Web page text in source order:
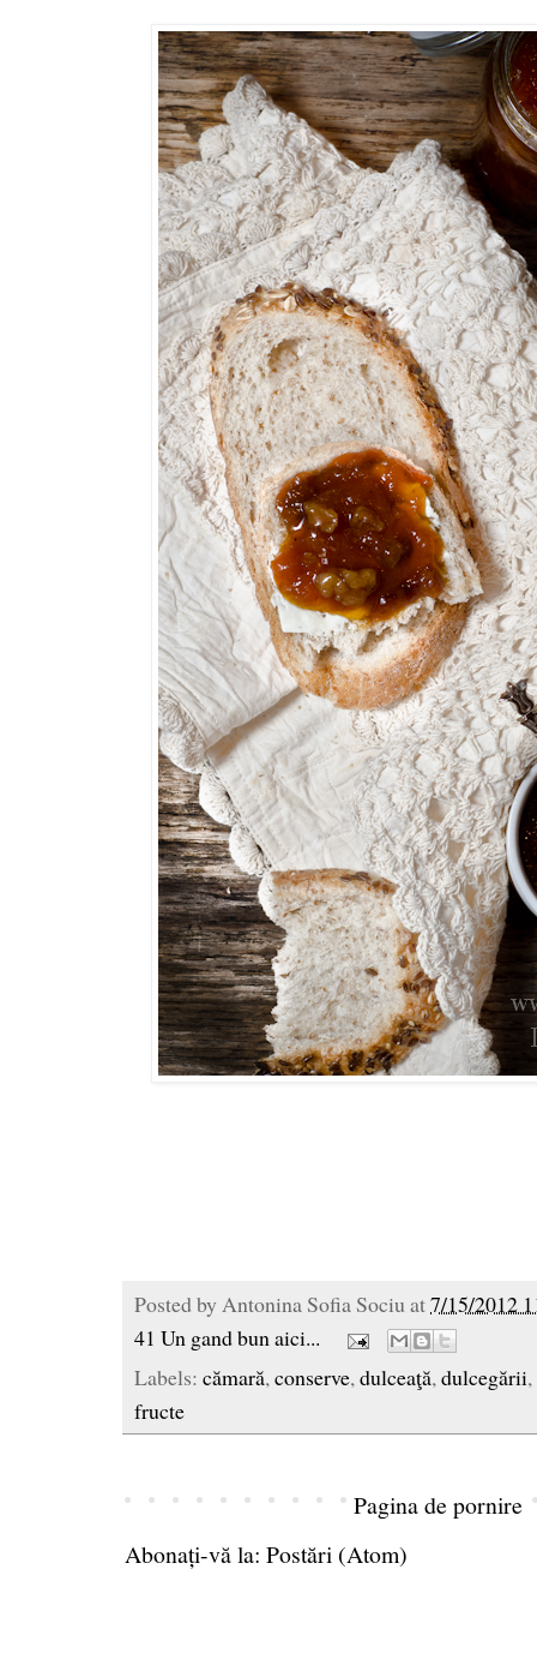
Posted by Antonina Sofia Sociu at7/15/2012
41 Un gand bun aici...
Labels: cămară,conserve,dulceaţă,dulcegării,
fructe
Pagina de pornire
Abonați-vă la: Postări (Atom)